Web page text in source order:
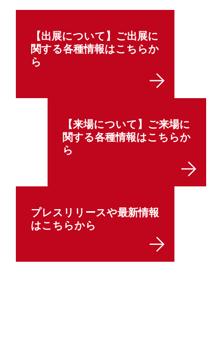
【出展について】ご出展に
関する各種情報はこちらか
ら
【来場について】ご来場に
関する各種情報はこちらか
ら
プレスリリースや最新情報
はこちらから